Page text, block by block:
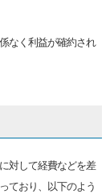
なく利益が確約され
対して経費などを差
ており、以下のよう